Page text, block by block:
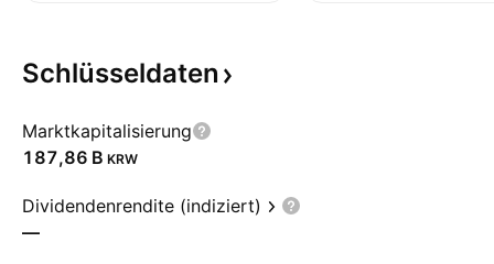
Schlüsseldaten
Marktkapitalisierung
‪187,86 B‬ KRW
Dividendenrendite (indiziert)
—